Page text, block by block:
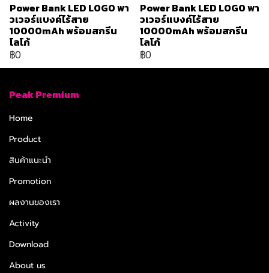
Power Bank LED LOGO พา
วเวอร์แบงค์ไร้สาย
10000mAh พร้อมสกรีน
โลโก้
฿0
Power Bank LED LOGO พา
วเวอร์แบงค์ไร้สาย
10000mAh พร้อมสกรีน
โลโก้
฿0
Peak Premium
Home
Product
สินค้าแนะนำ
Promotion
ผลงานของเรา
Activity
Download
About us